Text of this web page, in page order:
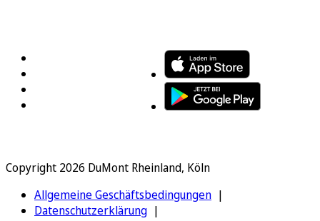
Copyright 2026 DuMont Rheinland, Köln
Allgemeine Geschäftsbedingungen
Datenschutzerklärung